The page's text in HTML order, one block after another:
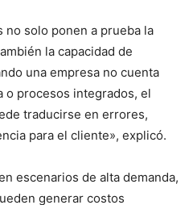
no solo ponen a prueba la
la capacidad de
una empresa no cuenta
o procesos integrados, el
traducirse en errores,
para el cliente», explicó.
escenarios de alta demanda,
generar costos